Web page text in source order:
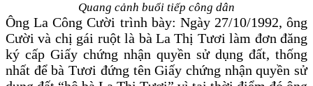
Quang cảnh buổi tiếp công dân
Ông La Công Cười trình bày: Ngày 27/10/1992, ông
Cười và chị gái ruột là bà La Thị Tươi làm đơn đăng
ký cấp Giấy chứng nhận quyền sử dụng đất, thống
nhất để bà Tươi đứng tên Giấy chứng nhận quyền sử